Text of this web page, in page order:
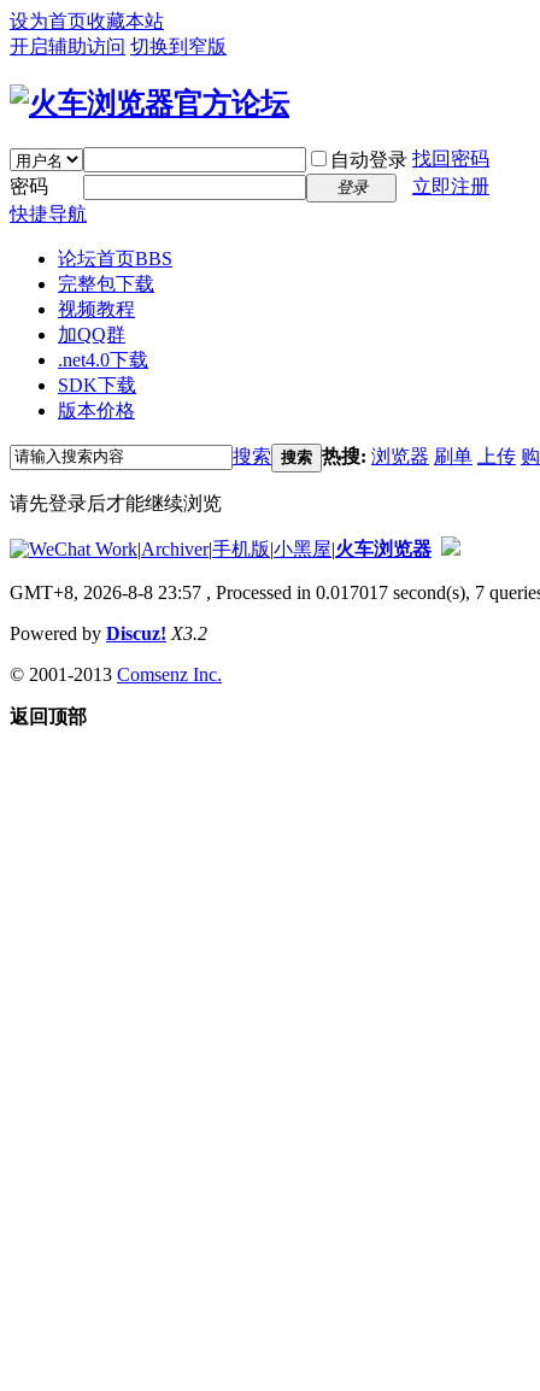
设为首页收藏本站
开启辅助访问 切换到窄版
自动登录 找回密码
密码
登录
立即注册
快捷导航
论坛首页BBS
完整包下载
视频教程
加QQ群
.net4.0下载
SDK下载
版本价格
搜索 搜索 热搜: 浏览器 刷单 上传
请先登录后才能继续浏览
|Archiver|手机版|小黑屋|火车浏览器
GMT+8, 2026-8-8 23:57 , Processed in 0.017017 second(s), 7
Powered by Discuz! X3.2
© 2001-2013 Comsenz Inc.
返回顶部